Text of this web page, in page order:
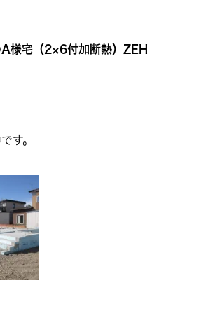
A様宅（2×6付加断熱）ZEH
す。